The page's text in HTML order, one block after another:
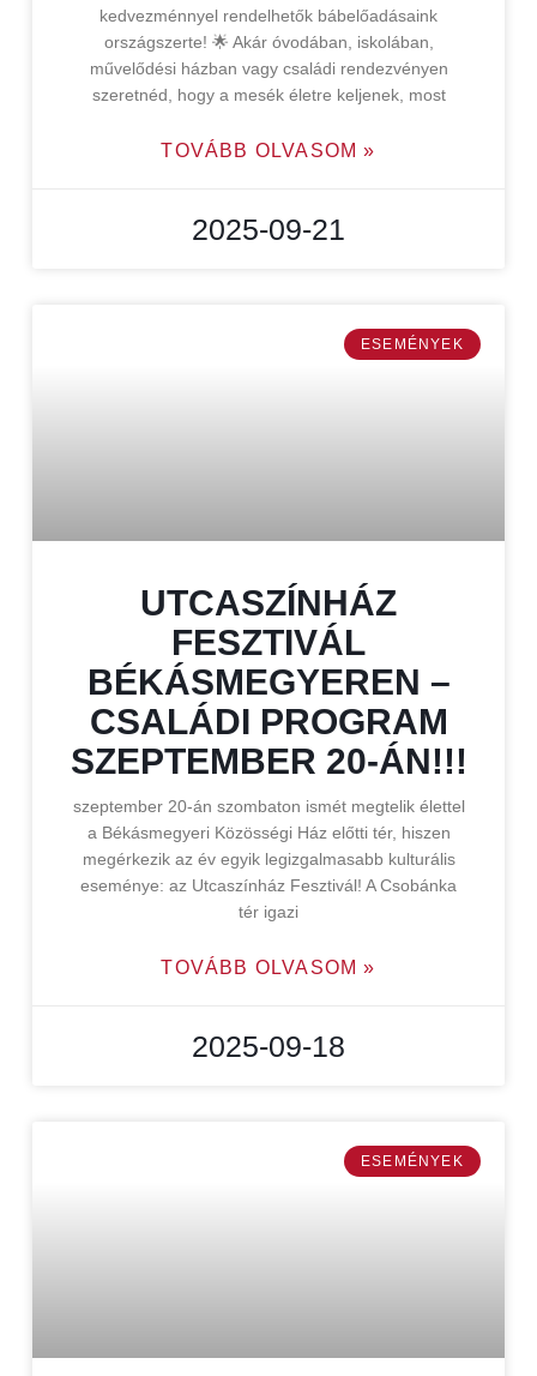
kedvezménnyel rendelhetők bábelőadásaink
országszerte! 🌟 Akár óvodában, iskolában,
művelődési házban vagy családi rendezvényen
szeretnéd, hogy a mesék életre keljenek, most
TOVÁBB OLVASOM »
2025-09-21
ESEMÉNYEK
UTCASZÍNHÁZ
FESZTIVÁL
BÉKÁSMEGYEREN –
CSALÁDI PROGRAM
SZEPTEMBER 20-ÁN!!!
szeptember 20-án szombaton ismét megtelik élettel
a Békásmegyeri Közösségi Ház előtti tér, hiszen
megérkezik az év egyik legizgalmasabb kulturális
eseménye: az Utcaszínház Fesztivál! A Csobánka
tér igazi
TOVÁBB OLVASOM »
2025-09-18
ESEMÉNYEK